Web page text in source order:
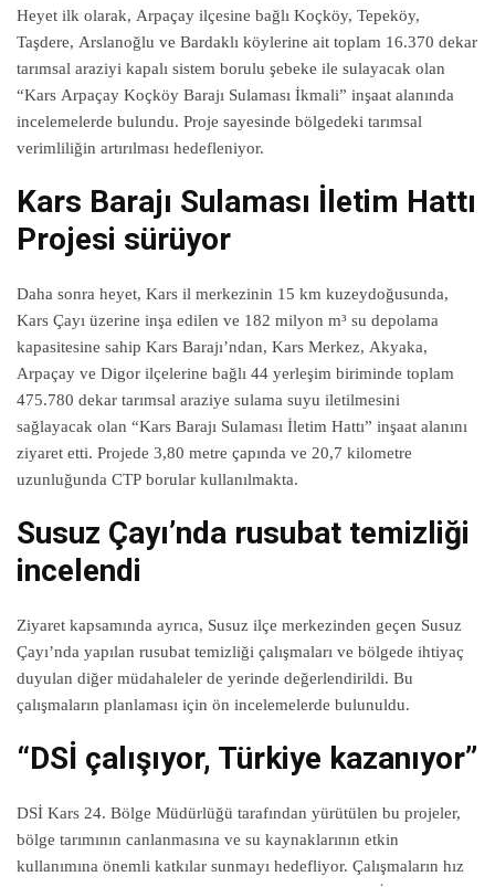
Heyet ilk olarak, Arpaçay ilçesine bağlı Koçköy, Tepeköy,
Taşdere, Arslanoğlu ve Bardaklı köylerine ait toplam 16.370 dekar
tarımsal araziyi kapalı sistem borulu şebeke ile sulayacak olan
“Kars Arpaçay Koçköy Barajı Sulaması İkmali” inşaat alanında
incelemelerde bulundu. Proje sayesinde bölgedeki tarımsal
verimliliğin artırılması hedefleniyor.
Kars Barajı Sulaması İletim Hattı
Projesi sürüyor
Daha sonra heyet, Kars il merkezinin 15 km kuzeydoğusunda,
Kars Çayı üzerine inşa edilen ve 182 milyon m³ su depolama
kapasitesine sahip Kars Barajı’ndan, Kars Merkez, Akyaka,
Arpaçay ve Digor ilçelerine bağlı 44 yerleşim biriminde toplam
475.780 dekar tarımsal araziye sulama suyu iletilmesini
sağlayacak olan “Kars Barajı Sulaması İletim Hattı” inşaat alanını
ziyaret etti. Projede 3,80 metre çapında ve 20,7 kilometre
uzunluğunda CTP borular kullanılmakta.
Susuz Çayı’nda rusubat temizliği
incelendi
Ziyaret kapsamında ayrıca, Susuz ilçe merkezinden geçen Susuz
Çayı’nda yapılan rusubat temizliği çalışmaları ve bölgede ihtiyaç
duyulan diğer müdahaleler de yerinde değerlendirildi. Bu
çalışmaların planlaması için ön incelemelerde bulunuldu.
“DSİ çalışıyor, Türkiye kazanıyor”
DSİ Kars 24. Bölge Müdürlüğü tarafından yürütülen bu projeler,
bölge tarımının canlanmasına ve su kaynaklarının etkin
kullanımına önemli katkılar sunmayı hedefliyor. Çalışmaların hız